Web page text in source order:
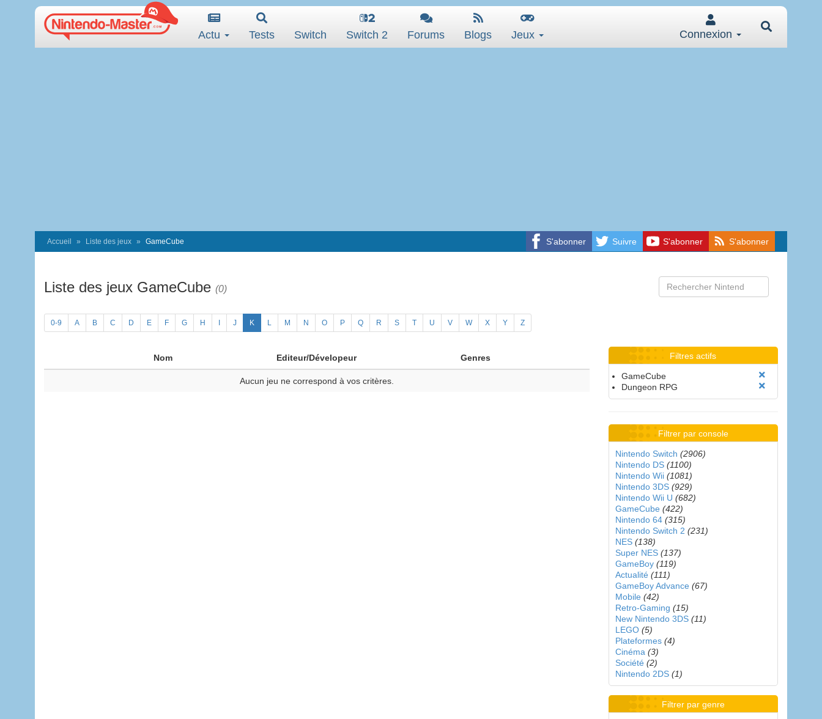
Actu Tests Switch Switch 2 Forums Blogs Jeux Connexion
S'abonner Suivre S'abonner S'abonner
Accueil Liste des jeux GameCube
Liste des jeux GameCube (0)
0-9 A B C D E F G H J K L M N O P Q R S T U V W X Y Z
Nom Editeur/Dévelopeur Genres
Aucun jeu ne correspond à vos critères.
Filtres actifs
GameCube
Dungeon RPG
Filtrer par console
Nintendo Switch (2906)
Nintendo DS (1100)
Nintendo Wii (1081)
Nintendo 3DS (929)
Nintendo Wii U (682)
GameCube (422)
Nintendo 64 (315)
Nintendo Switch 2 (231)
NES (138)
Super NES (137)
GameBoy (119)
Actualité (111)
GameBoy Advance (67)
Mobile (42)
Retro-Gaming (15)
New Nintendo 3DS (11)
LEGO (5)
Plateformes (4)
Cinéma (3)
Société (2)
Nintendo 2DS (1)
Filtrer par genre